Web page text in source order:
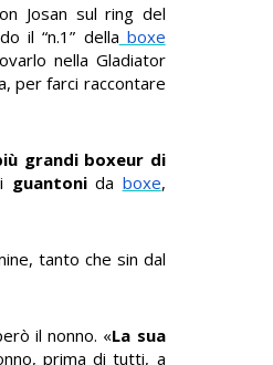
Josan sul ring del
il “n.1” della boxe
nella Gladiator
per farci raccontare
grandi boxeur di
guantonida boxe,
tanto che sin dal
il nonno. «La sua
prima di tutti, a